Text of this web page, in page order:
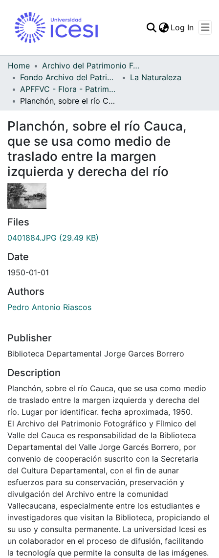
Statistics
Log In
Home
Archivo del Patrimonio Fotográfico y Fílmico del Valle del Cauca
Fondo Archivo del Patrimonio Fotográfico y Fílmico del Valle del Cauca
La Naturaleza
APFFVC - Flora - Patrimonial
Planchón, sobre el río Cauca, que se usa como medio de traslado entre la margen izquierda y derecha del río
Planchón, sobre el río Cauca,
que se usa como medio de
traslado entre la margen
izquierda y derecha del río
Files
0401884.JPG (29.49 KB)
Date
1950-01-01
Authors
Pedro Antonio Riascos
Publisher
Biblioteca Departamental Jorge Garces Borrero
Description
Planchón, sobre el río Cauca, que se usa como medio
de traslado entre la margen izquierda y derecha del
río. Lugar por identificar. fecha aproximada, 1950.
El Archivo del Patrimonio Fotográfico y Fílmico del
Valle del Cauca es responsabilidad de la Biblioteca
Departamental del Valle Jorge Garcés Borrero, por
convenio de cooperación suscrito con la Secretaria
del Cultura Departamental, con el fin de aunar
esfuerzos para su conservación, preservación y
divulgación del Archivo entre la comunidad
Vallecaucana, especialmente entre los estudiantes e
investigadores que visitan la Biblioteca, propiciando el
su uso y consulta permanente. La universidad Icesi es
un colaborador en el proceso de difusión, facilitando
la tecnología que permite la consulta de las imágenes.